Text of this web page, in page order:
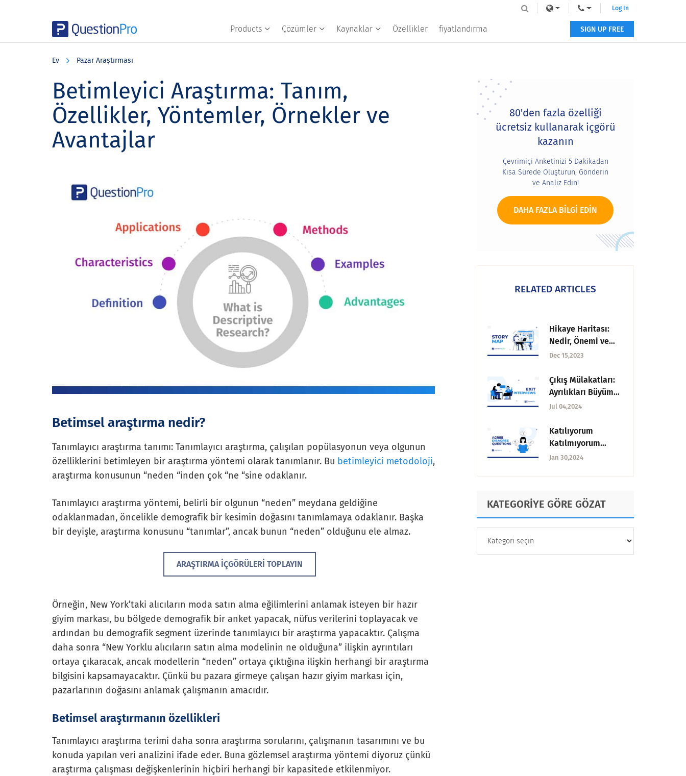
Products Çözümler Kaynaklar Özellikler fiyatlandırma
Log In
SIGN UP FREE
Ev Pazar Araştırması
Betimleyici Araştırma: Tanım,
Özellikler, Yöntemler, Örnekler ve
Avantajlar
Betimsel araştırma nedir?
Tanımlayıcı araştırma tanımı: Tanımlayıcı araştırma, çalışılan popülasyonun veya olgunun
özelliklerini betimleyen bir araştırma yöntemi olarak tanımlanır. Bu betimleyici metodoloji,
araştırma konusunun “neden “inden çok “ne “sine odaklanır.
Tanımlayıcı araştırma yöntemi, belirli bir olgunun “neden” meydana geldiğine
odaklanmadan, öncelikle demografik bir kesimin doğasını tanımlamaya odaklanır. Başka
bir deyişle, araştırma konusunu “tanımlar”, ancak bunun “neden” olduğunu ele almaz.
ARAŞTIRMA IÇGÖRÜLERI TOPLAYIN
Örneğin, New York’taki alıcıların moda satın alma eğilimlerini anlamak isteyen bir hazır
giyim markası, bu bölgede demografik bir anket yapacak, nüfus verilerini toplayacak ve
ardından bu demografik segment üzerinde tanımlayıcı bir araştırma yapacaktır. Çalışma
daha sonra “New Yorklu alıcıların satın alma modelinin ne olduğuna” ilişkin ayrıntıları
ortaya çıkaracak, ancak modellerin “neden” ortaya çıktığına ilişkin herhangi bir araştırma
bilgisini kapsamayacaktır. Çünkü bu pazara girmeye çalışan hazır giyim markası için,
pazarlarının doğasını anlamak çalışmanın amacıdır.
Betimsel araştırmanın özellikleri
Tanımlayıcı araştırma terimi daha sonra araştırma sorularını, çalışmanın tasarımını ve bu
konuda yapılan veri analizini ifade eder. Buna gözlemsel araştırma yöntemi diyoruz çünkü
araştırma çalışması değişkenlerinin hiçbiri herhangi bir kapasitede etkilenmiyor.
Primary
Sidebar80'den fazla özelliği
ücretsiz kullanarak içgörü
kazanın
Çevrimiçi Anketinizi 5 Dakikadan
Kısa Sürede Oluşturun, Gönderin
ve Analiz Edin!
DAHA FAZLA BILGI EDIN
RELATED ARTICLES
Hikaye Haritası:
Nedir, Önemi ve
Nasıl Oluşturulur?
Dec 15,2023
Çıkış Mülakatları:
Ayrılıkları Büyüme
Fırsatlarına
Jul 04,2024
Katılıyorum
Katılmıyorum
Soruları: Tanım,
Zorluklar
Jan 30,2024
KATEGORİYE GÖRE GÖZAT
GÖRE
GÖZAT